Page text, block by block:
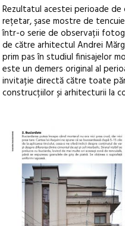
Rezultatul acestei perioade
rețetar, șase mostre de
într-o serie de observații
de către arhitectul Andrei
prim pas în studiul finisajelor
este un demers original al
invitație directă către toate
construcțiilor și arhitecturii la